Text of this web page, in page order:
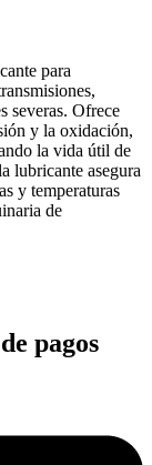
para
severas. Ofrece
y la oxidación,
la vida útil de
lubricante asegura
y temperaturas
de
pagos